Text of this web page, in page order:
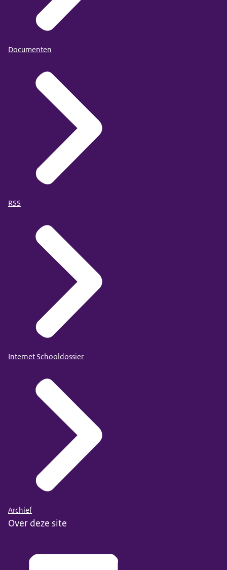
Documenten
RSS
Internet Schooldossier
Archief
Over deze site